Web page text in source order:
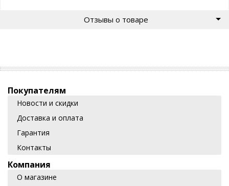
Отзывы о товаре
Покупателям
Новости и скидки
Доставка и оплата
Гарантия
Контакты
Компания
О магазине